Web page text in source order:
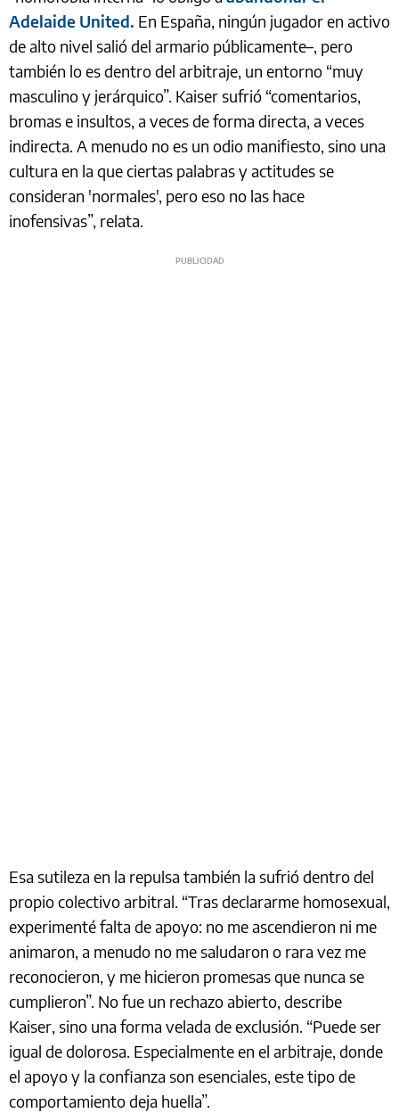
Adelaide United. En España, ningún jugador en activo
de alto nivel salió del armario públicamente–, pero
también lo es dentro del arbitraje, un entorno “muy
masculino y jerárquico”. Kaiser sufrió “comentarios,
bromas e insultos, a veces de forma directa, a veces
indirecta. A menudo no es un odio manifiesto, sino una
cultura en la que ciertas palabras y actitudes se
consideran 'normales', pero eso no las hace
inofensivas”, relata.
Esa sutileza en la repulsa también la sufrió dentro del
propio colectivo arbitral. “Tras declararme homosexual,
experimenté falta de apoyo: no me ascendieron ni me
animaron, a menudo no me saludaron o rara vez me
reconocieron, y me hicieron promesas que nunca se
cumplieron”. No fue un rechazo abierto, describe
Kaiser, sino una forma velada de exclusión. “Puede ser
igual de dolorosa. Especialmente en el arbitraje, donde
el apoyo y la confianza son esenciales, este tipo de
comportamiento deja huella”.